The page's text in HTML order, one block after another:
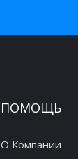
ПОМОЩЬ
О Компании